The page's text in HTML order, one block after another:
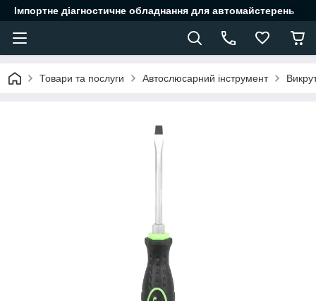
Імпортне діагностичне обладнання для автомайстерень
Товари та послуги Автослюсарний інструмент